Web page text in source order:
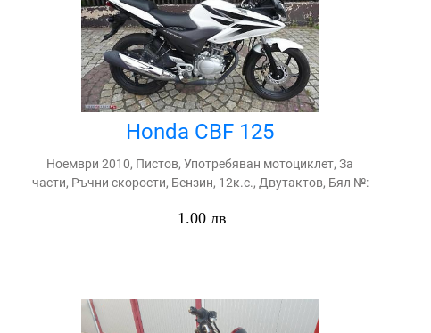
Honda CBF 125
Ноември 2010, Пистов, Употребяван мотоциклет, За
части, Ръчни скорости, Бензин, 12к.с., Двутактов, Бял №:
1.00 лв